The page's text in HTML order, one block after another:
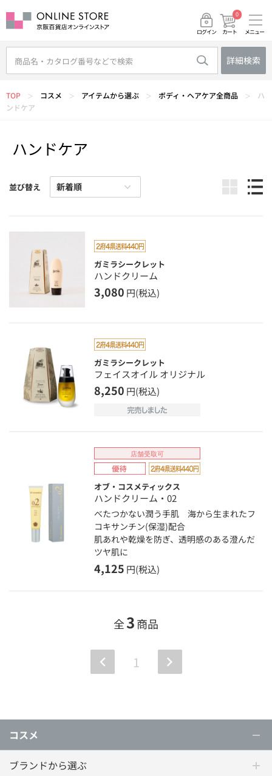
ログイン カート
0
メニュー
詳細検索
TOP ＞ コスメ ＞ アイテムから選ぶ ＞ ボディ・ヘアケア全商品 ＞
ハ
ンドケア
コスメ
ブランドから選ぶ
ハンドケア
並び替え
ガミラシークレット
ハンドクリーム
3,080 円(税込)
ガミラシークレット
フェイスオイル オリジナル
8,250 円(税込)
店舗受取可
オブ・コスメティックス
ハンドクリーム・02
べたつかない潤う手肌 海から生まれたフ
コキサンチン(保湿)配合
肌あれや乾燥を防ぎ、透明感のある澄んだ
ツヤ肌に
4,125 円(税込)
全3商品
1